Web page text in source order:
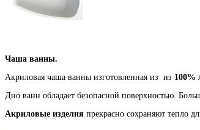
Чаша ванны.
Акриловая чаша ванны изготовленная из из 100%
Дно ванн обладает безопасной поверхностью.
Акриловые изделия прекрасно сохраняют тепло